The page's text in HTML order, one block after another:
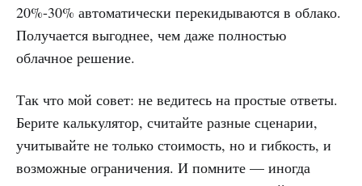
20%-30% автоматически перекидываются в облако.
Получается выгоднее, чем даже полностью
облачное решение.
Так что мой совет: не ведитесь на простые ответы.
Берите калькулятор, считайте разные сценарии,
учитывайте не только стоимость, но и гибкость, и
возможные ограничения. И помните — иногда